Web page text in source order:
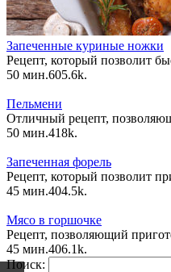
Запеченные куриные ножки
Рецепт, который позволит
50 мин.605.6k.
Пельмени
Отличный рецепт,
50 мин.418k.
Запеченная форель
Рецепт, который позволит
45 мин.404.5k.
Мясо в горшочке
Рецепт, позволяющий
45 мин.406.1k.
Поиск: